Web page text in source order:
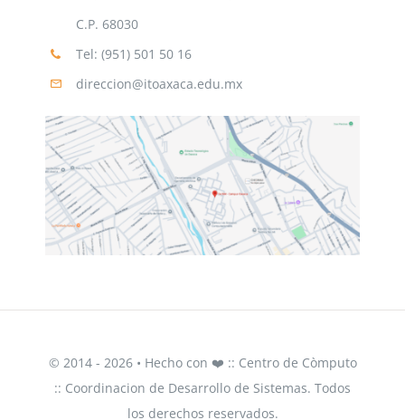
para
de
Programas
de
Ingeniería
en
Gestión
Empresarial
e
Ingeniería
Industrial
quienes
estudios
Dichos
ex
alumnos
C.P. 68030
Tel: (951) 501 50 16
direccion@itoaxaca.edu.mx
© 2014 - 2026 • Hecho con ❤️ :: Centro de Còmputo
:: Coordinacion de Desarrollo de Sistemas. Todos
los derechos reservados.